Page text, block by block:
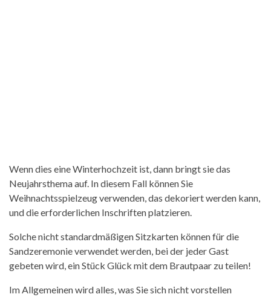
Wenn dies eine Winterhochzeit ist, dann bringt sie das
Neujahrsthema auf. In diesem Fall können Sie
Weihnachtsspielzeug verwenden, das dekoriert werden kann,
und die erforderlichen Inschriften platzieren.
Solche nicht standardmäßigen Sitzkarten können für die
Sandzeremonie verwendet werden, bei der jeder Gast
gebeten wird, ein Stück Glück mit dem Brautpaar zu teilen!
Im Allgemeinen wird alles, was Sie sich nicht vorstellen